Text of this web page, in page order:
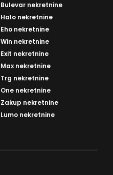
Bulevar nekretnine
Halo nekretnine
Eho nekretnine
Win nekretnine
Exit nekretnine
Max nekretnine
Trg nekretnine
One nekretnine
Zakup nekretnine
Lumo nekretnine